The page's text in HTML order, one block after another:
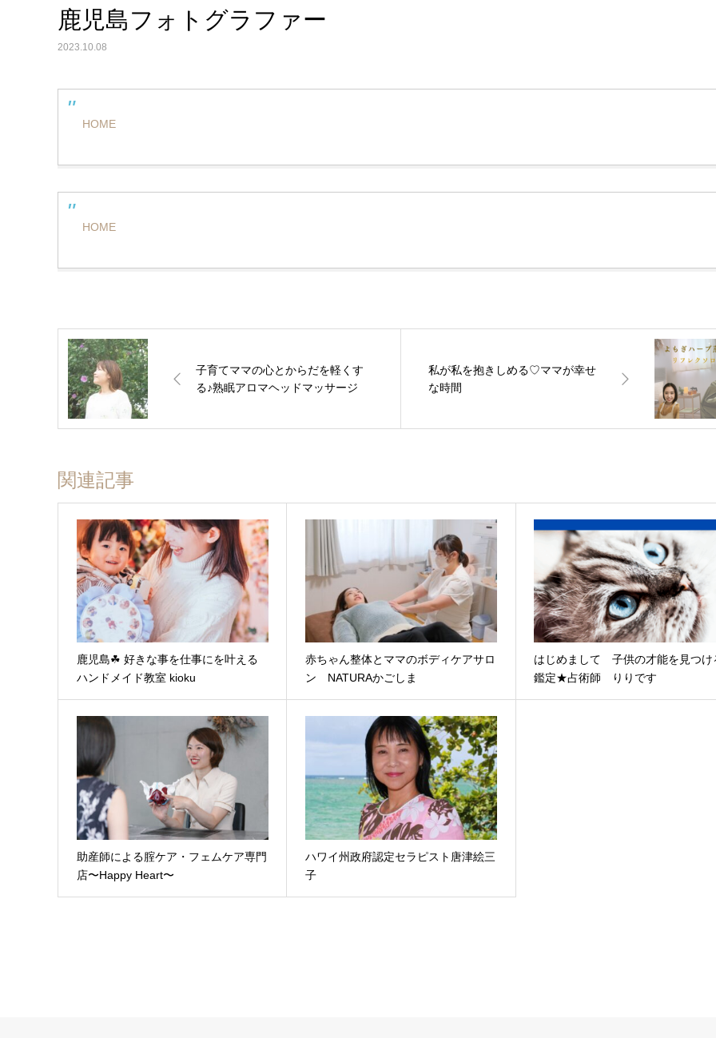
鹿児島フォトグラファー
2023.10.08
HOME
HOME
子育てママの心とからだを軽くす
る♪熟眠アロマヘッドマッサージ
私が私を抱きしめる♡ママが幸せ
な時間
関連記事
鹿児島☘︎ 好きな事を仕事にを叶える
ハンドメイド教室 kioku
赤ちゃん整体とママのボディケアサロ
ン NATURAかごしま
はじめまして 子供の才能を見つけ
鑑定★占術師 りりです
助産師による腟ケア・フェムケア専門
店〜Happy Heart〜
ハワイ州政府認定セラピスト唐津絵三
子